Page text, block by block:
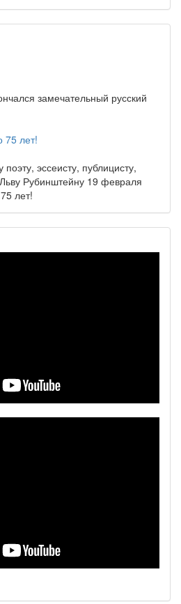
замечательный русский
75 лет!
эссеисту, публицисту,
Рубинштейну 19 февраля
лет!